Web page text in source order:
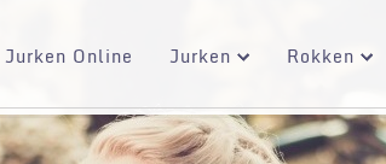
Online Jurken Rokken